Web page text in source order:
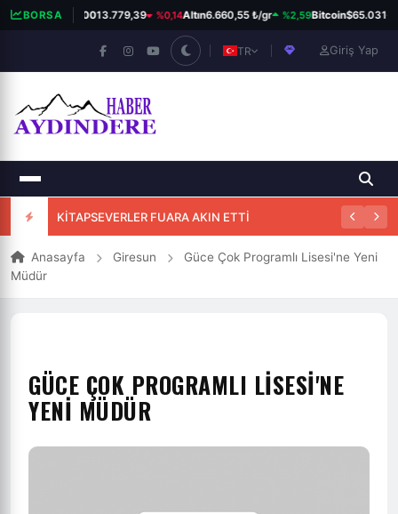
BORSABIST 10013.779,39 %0,14Altın6.660,55 ₺/gr %2,59Bitcoin$65.031
TR Giriş Yap
KİTAPSEVERLER FUARA AKIN ETTİ
Anasayfa Giresun
Güce Çok Programlı Lisesi'ne Yeni
Müdür
GÜCE ÇOK PROGRAMLI LISESI'NE
YENI MÜDÜR